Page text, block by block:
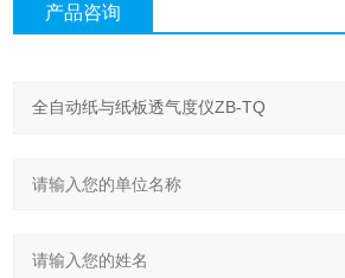
产品咨询